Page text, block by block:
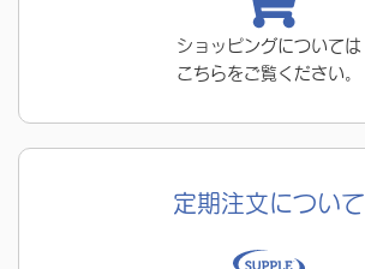
ショッピングについては
こちらをご覧ください。
定期注文について